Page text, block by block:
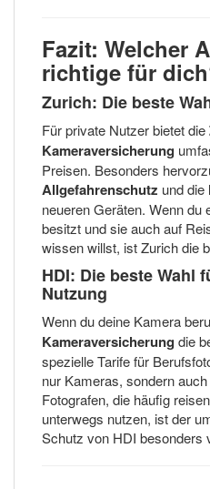
Fazit: Welcher
richtige für
Zurich: Die beste
Für private Nutzer bietet die
Kameraversicherung
Preisen. Besonders
Allgefahrenschutz und die
neueren Geräten. Wenn du
besitzt und sie auch auf
wissen willst, ist Zurich die
HDI: Die beste Wahl
Nutzung
Wenn du deine Kamera
Kameraversicherung die
spezielle Tarife für
nur Kameras, sondern
Fotografen, die häufig
unterwegs nutzen, ist der
Schutz von HDI besonders